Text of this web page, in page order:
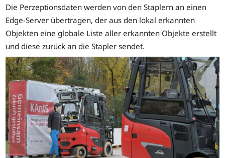
Die Perzeptionsdaten werden von den Staplern an einen
Edge-Server übertragen, der aus den lokal erkannten
Objekten eine globale Liste aller erkannten Objekte erstellt
und diese zurück an die Stapler sendet.